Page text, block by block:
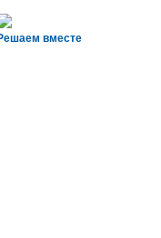
вместе